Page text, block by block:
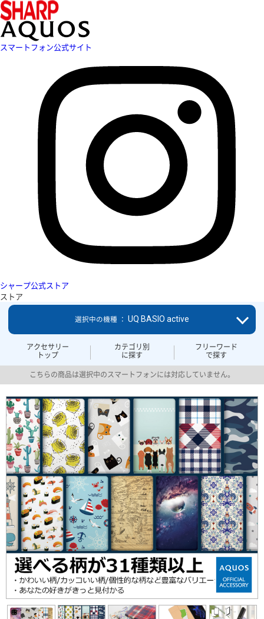
スマートフォン公式サイト
シャープ公式ストア
ストア
アクセサリー
トップ
カテゴリ別
に探す
フリーワード
で探す
選択中の機種 ： UQ BASIO active
こちらの商品は選択中のスマートフォンには対応していません。